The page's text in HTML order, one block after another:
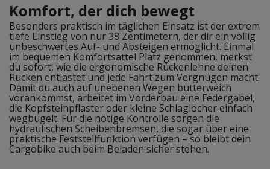
Komfort, der dich bewegt
Besonders praktisch im täglichen Einsatz ist der extrem
tiefe Einstieg von nur 38 Zentimetern, der dir ein völlig
unbeschwertes Auf- und Absteigen ermöglicht. Einmal
im bequemen Komfortsattel Platz genommen, merkst
du sofort, wie die ergonomische Rückenlehne deinen
Rücken entlastet und jede Fahrt zum Vergnügen macht.
Damit du auch auf unebenen Wegen butterweich
vorankommst, arbeitet im Vorderbau eine Federgabel,
die Kopfsteinpflaster oder kleine Schlaglöcher einfach
wegbügelt. Für die nötige Kontrolle sorgen die
hydraulischen Scheibenbremsen, die sogar über eine
praktische Feststellfunktion verfügen – so bleibt dein
Cargobike auch beim Beladen sicher stehen.